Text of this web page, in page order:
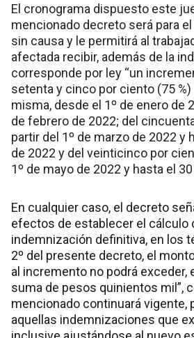
El cronograma dispuesto este
mencionado decreto será para
sin causa y le permitirá al
afectada recibir, además de la
corresponde por ley “un
setenta y cinco por ciento (75
misma, desde el 1º de enero de
de febrero de 2022; del
partir del 1º de marzo de 2022 y
de 2022 y del veinticinco por
1º de mayo de 2022 y hasta el
En cualquier caso, el decreto
efectos de establecer el cálculo
indemnización definitiva, en los
2º del presente decreto, el
al incremento no podrá exceder,
suma de pesos quinientos mil”,
mencionado continuará vigente,
aquellas indemnizaciones que